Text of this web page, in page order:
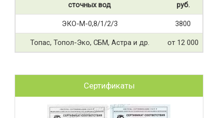
сточных вод
руб.
ЭКО-М-0,8/1/2/3 3800
Топас, Топол-Эко, СБМ, Астра и др. от 12 000
Сертификаты